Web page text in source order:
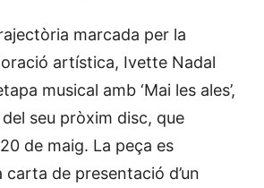
marcada per la
artística, Ivette Nadal
musical amb ‘Mai les ales’,
seu pròxim disc, que
de maig. La peça es
de presentació d’un